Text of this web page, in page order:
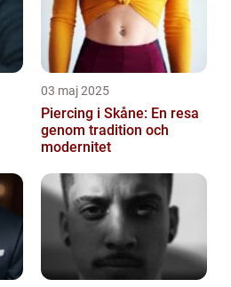
03 maj 2025
Piercing i Skåne: En resa
genom tradition och
modernitet